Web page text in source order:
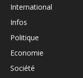
International
Infos
Politique
Economie
Société